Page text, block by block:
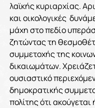
λαϊκής κυριαρχίας.
και οικολογικές
μάχη στο πεδίο
ζητώντας τη
συμμετοχής της
δικαιωμάτων.
ουσιαστικό
δημοκρατικής
πολίτης ότι ακούγεται